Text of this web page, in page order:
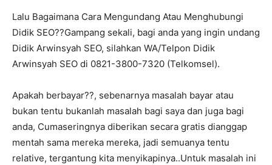
Lalu Bagaimana Cara Mengundang Atau Menghubungi
Didik SEO??Gampang sekali, bagi anda yang ingin undang
Didik Arwinsyah SEO, silahkan WA/Telpon Didik
Arwinsyah SEO di 0821-3800-7320 (Telkomsel).
Apakah berbayar??, sebenarnya masalah bayar atau
bukan tentu bukanlah masalah bagi saya dan juga bagi
anda, Cumaseringnya diberikan secara gratis dianggap
mentah sama mereka mereka, jadi semuanya tentu
relative, tergantung kita menyikapinya..Untuk masalah ini